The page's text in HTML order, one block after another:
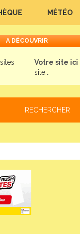
MÉTÉO
A DÉCOUVRIR
Votre site ici
site...